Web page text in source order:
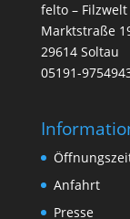
felto – Filzwelt
Marktstraße
29614 Soltau
05191-
Anfahrt
Presse